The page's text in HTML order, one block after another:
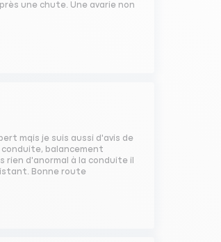
une chute. Une avarie non
mqis je suis aussi d'avis de
conduite, balancement
rien d'anormal à la conduite il
Bonne route